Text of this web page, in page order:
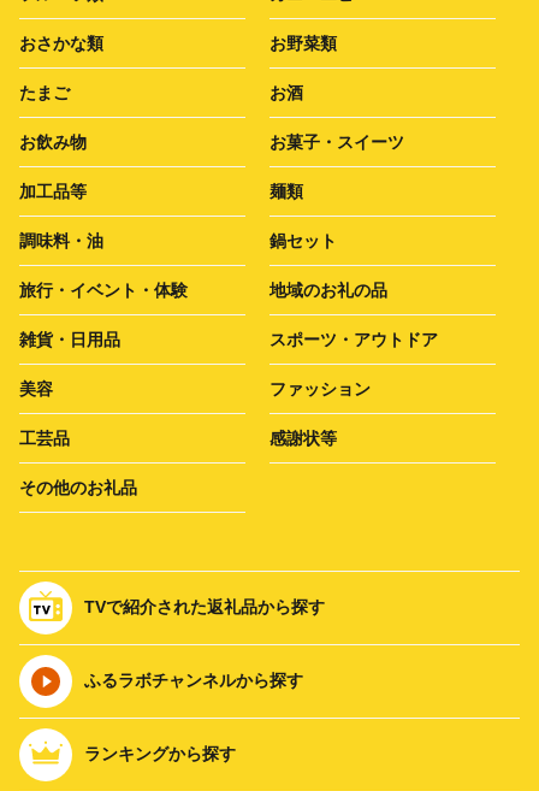
おさかな類 お野菜類
たまご お酒
お飲み物 お菓子・スイーツ
加工品等 麺類
調味料・油 鍋セット
旅行・イベント・体験 地域のお礼の品
雑貨・日用品 スポーツ・アウトドア
美容 ファッション
工芸品 感謝状等
その他のお礼品
TVで紹介された返礼品から探す
ふるラボチャンネルから探す
ランキングから探す